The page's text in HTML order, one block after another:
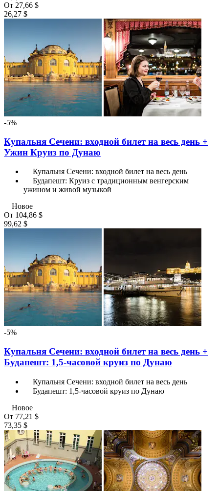
От 27,66 $
26,27 $
-5%
Купальня Сечени: входной билет на весь день +
Ужин Круиз по Дунаю
Купальня Сечени: входной билет на весь день
Будапешт: Круиз с традиционным венгерским
ужином и живой музыкой
Новое
От 104,86 $
99,62 $
-5%
Купальня Сечени: входной билет на весь день +
Будапешт: 1,5-часовой круиз по Дунаю
Купальня Сечени: входной билет на весь день
Будапешт: 1,5-часовой круиз по Дунаю
Новое
От 77,21 $
73,35 $